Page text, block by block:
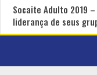
Socaite Adulto 2019
liderança de seus